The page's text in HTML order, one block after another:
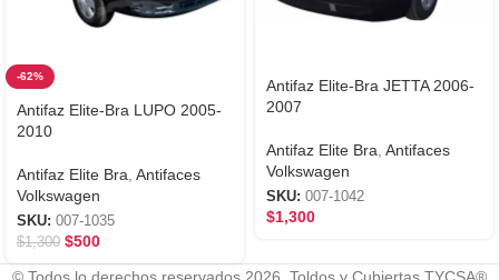
-62%
Antifaz Elite-Bra LUPO 2005-
2010
Antifaz Elite Bra Antifaces
Volkswagen
SKU: 007-1035
$1,300 $500
Antifaz Elite-Bra JETTA 2006-
2007
Antifaz Elite Bra Antifaces
Volkswagen
SKU: 007-1042
$1,300